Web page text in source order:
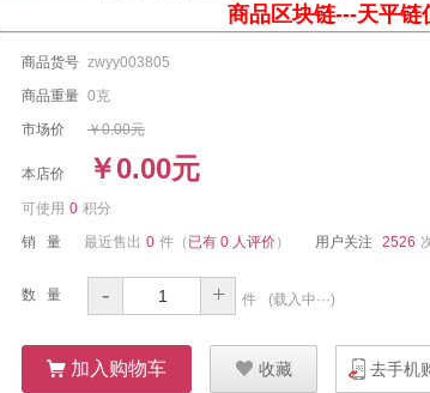
商品区块链---天平链
商品货号 zwyy003805
商品重量 0克
市场价
￥0.00元
本店价 ￥0.00元
可使用 0 积分
销 量
最近售出 0 件 （ 已有 0 人评价） 用户关注 2526
数 量 - + 件 (载入中···)
ŭ 加入购物车 Ū 收藏 去手机